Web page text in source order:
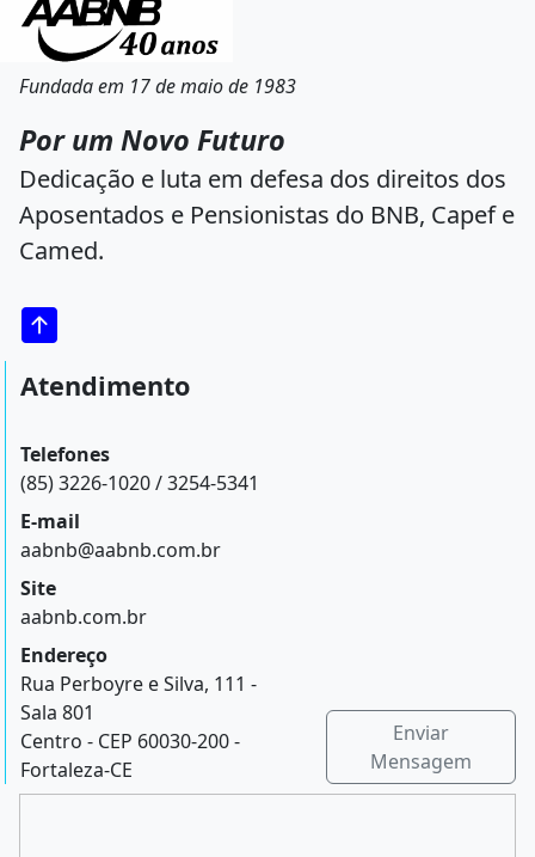
Fundada em 17 de maio de 1983
Por um Novo Futuro
Dedicação e luta em defesa dos direitos dos
Aposentados e Pensionistas do BNB, Capef e
Camed.
Atendimento
Telefones
(85) 3226-1020 / 3254-5341
E-mail
aabnb@aabnb.com.br
Site
aabnb.com.br
Endereço
Rua Perboyre e Silva, 111 -
Sala 801
Centro - CEP 60030-200 -
Fortaleza-CE
Enviar
Mensagem